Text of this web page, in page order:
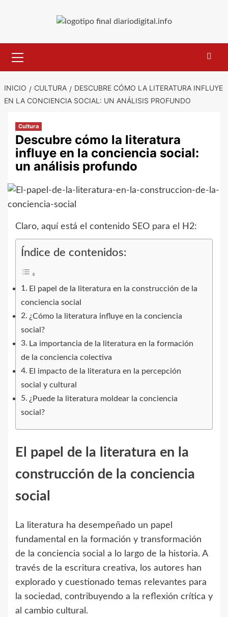
primario
INICIO CULTURA
DESCUBRE CÓMO LA LITERATURA INFLUYE
EN LA CONCIENCIA SOCIAL: UN ANÁLISIS PROFUNDO
Cultura
Descubre cómo la literatura
influye en la conciencia social:
un análisis profundo
Claro, aquí está el contenido SEO para el H2:
Índice de contenidos:
El papel de la literatura en la construcción de la
conciencia social
¿Cómo la literatura influye en la conciencia
social?
La importancia de la literatura en la formación
de la conciencia colectiva
El impacto de la literatura en la percepción
social y cultural
¿Puede la literatura moldear la conciencia
social?
El papel de la literatura en la
construcción de la conciencia
social
La literatura ha desempeñado un papel
fundamental en la formación y transformación
de la conciencia social a lo largo de la historia. A
través de la escritura creativa, los autores han
explorado y cuestionado temas relevantes para
la sociedad, contribuyendo a la reflexión crítica y
al cambio cultural.